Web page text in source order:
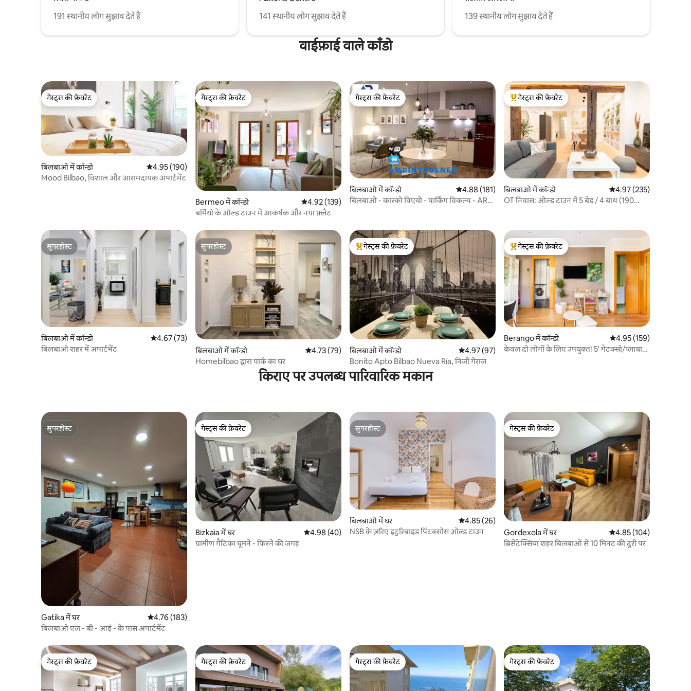
191 स्थानीय लोग सुझाव देते हैं
141 स्थानीय लोग सुझाव देते हैं
139 स्थानीय लोग सुझाव देते हैं
वाईफ़ाई वाले काँडो
गेस्ट्स की फ़ेवरेट
गेस्ट्स की फ़ेवरेट
बिलबाओ में कॉन्डो औसत रेटिंग 5 में से 4.95, 190 समीक्षाएँ
4.95 (190)
Mood Bilbao, विशाल और आरामदायक अपार्टमेंट
गेस्ट्स की फ़ेवरेट
गेस्ट्स की फ़ेवरेट
Bermeo में कॉन्डो औसत रेटिंग 5 में से 4.92, 139 समीक्षाएँ
4.92 (139)
बर्मियो के ओल्ड टाउन में आकर्षक और नया फ़्लैट
गेस्ट्स की फ़ेवरेट
गेस्ट्स की फ़ेवरेट
बिलबाओ में कॉन्डो औसत रेटिंग 5 में से 4.88, 181 समीक्षाएँ
4.88 (181)
बिलबाओ - कास्को विएयो - पार्किंग विकल्प - AR
गेस्ट्स का टॉप फ़ेवरेट
गेस्ट्स की फ़ेवरेट
बिलबाओ में कॉन्डो औसत रेटिंग 5 में से 4.97,
4.97 (235)
OT निवास: ओल्ड टाउन में 5 बेड / 4 बाथ (190
सुपरहोस्ट
सुपरहोस्ट
बिलबाओ में कॉन्डो औसत रेटिंग 5 में से 4.67, 73 समीक्षाएँ
4.67 (73)
बिलबाओ शहर में अपार्टमेंट
सुपरहोस्ट
सुपरहोस्ट
बिलबाओ में कॉन्डो औसत रेटिंग 5 में से 4.73, 79 समीक्षाएँ
4.73 (79)
Homebilbao द्वारा पार्क का घर
गेस्ट्स का टॉप फ़ेवरेट
गेस्ट्स की फ़ेवरेट
बिलबाओ में कॉन्डो औसत रेटिंग 5 में से 4.97, 97 समीक्षाएँ
4.97 (97)
Bonito Apto Bilbao Nueva Ría, निजी गेराज
गेस्ट्स का टॉप फ़ेवरेट
गेस्ट्स की फ़ेवरेट
Berango में कॉन्डो औसत रेटिंग 5 में से 4.95,
4.95 (159)
केवल दो लोगों के लिए उपयुक्त! 5' गेटक्सो/प्लाया/
किराए पर उपलब्ध पारिवारिक मकान
सुपरहोस्ट
सुपरहोस्ट
Gatika में घर औसत रेटिंग 5 में से 4.76, 183 समीक्षाएँ
4.76 (183)
बिलबाओ एल - बी - आई - के पास अपार्टमेंट
गेस्ट्स की फ़ेवरेट
गेस्ट्स की फ़ेवरेट
Bizkaia में घर औसत रेटिंग 5 में से 4.98, 40 समीक्षाएँ
4.98 (40)
ग्रामीण गैटिका घूमने - फिरने की जगह
सुपरहोस्ट
सुपरहोस्ट
बिलबाओ में घर औसत रेटिंग 5 में से 4.85, 26 समीक्षाएँ
4.85 (26)
NSB के ज़रिए इटुरिबाइड पिंटक्सोस ओल्ड टाउन
गेस्ट्स की फ़ेवरेट
गेस्ट्स की फ़ेवरेट
Gordexola में घर औसत रेटिंग 5 में से 4.85,
4.85 (104)
ब्रिसेटेक्सिया शहर बिलबाओ से 10 मिनट की दूरी पर
गेस्ट्स की फ़ेवरेट
गेस्ट्स की फ़ेवरेट
गेस्ट्स की फ़ेवरेट
गेस्ट्स की फ़ेवरेट
गेस्ट्स की फ़ेवरेट
गेस्ट्स की फ़ेवरेट
गेस्ट्स की फ़ेवरेट
गेस्ट्स की फ़ेवरेट